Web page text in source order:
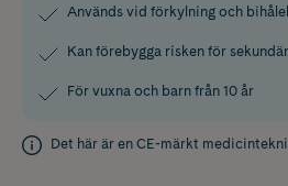
Används vid förkylning och
Kan förebygga risken för
För vuxna och barn från 10 år
Det här är en CE-märkt